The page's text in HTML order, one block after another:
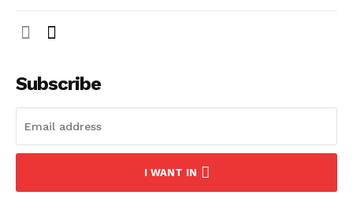
Subscribe
I WANT IN